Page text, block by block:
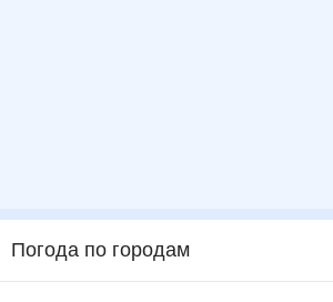
Погода по городам